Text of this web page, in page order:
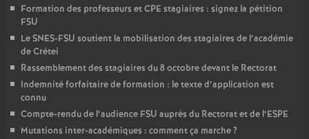
Formation des professeurs etCPE stagiaires : signez la pétition
FSU
LeSNES-FSU soutient la mobilisation des stagiaires de l’académie
de Crétei
Rassemblement des stagiaires du 8 octobre devant le Rectorat
Indemnité forfaitaire de formation : le texte d’application est
connu
Compte-rendu de l’audience FSU auprès du Rectorat et de l’ESPE
Mutations inter-académiques : comment ça marche?